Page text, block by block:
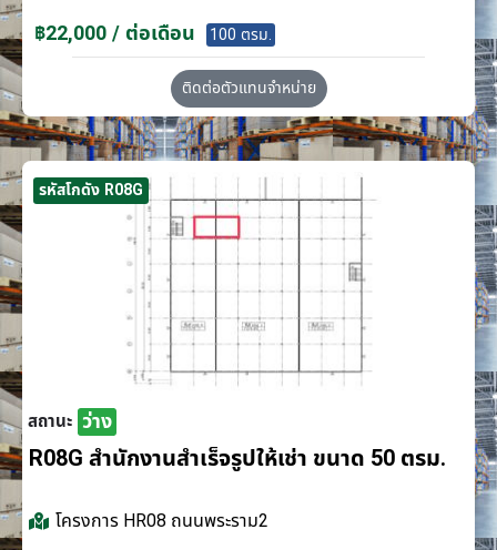
฿22,000 / ต่อเดือน 100 ตรม.
ติดต่อตัวแทนจำหน่าย
รหัสโกดัง R08G
สถานะ ว่าง
R08G สำนักงานสำเร็จรูปให้เช่า ขนาด 50 ตรม.
โครงการ HR08 ถนนพระราม2